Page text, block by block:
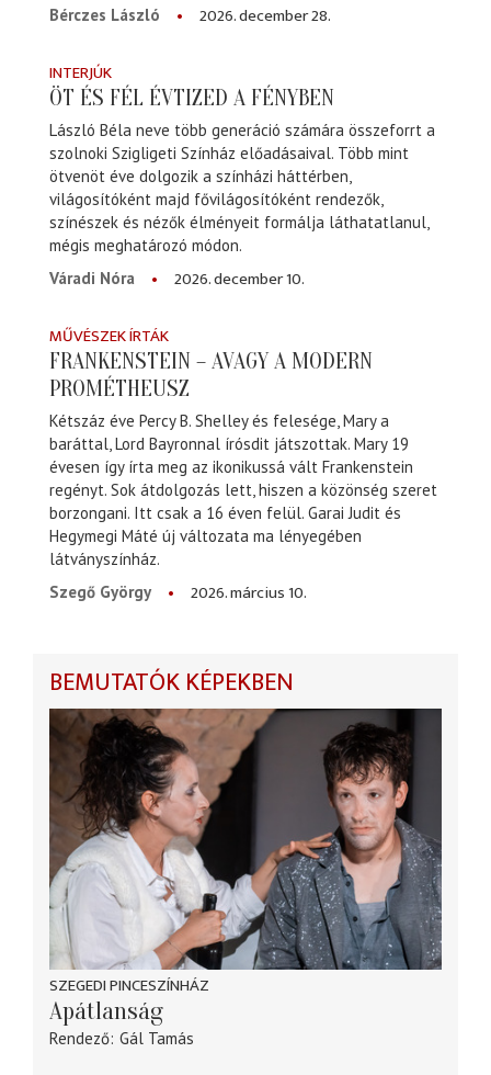
Bérczes László 2026. december 28.
INTERJÚK
ÖT ÉS FÉL ÉVTIZED A FÉNYBEN
László Béla neve több generáció számára összeforrt a
szolnoki Szigligeti Színház előadásaival. Több mint
ötvenöt éve dolgozik a színházi háttérben,
világosítóként majd fővilágosítóként rendezők,
színészek és nézők élményeit formálja láthatatlanul,
mégis meghatározó módon.
Váradi Nóra
2026. december 10.
MŰVÉSZEK ÍRTÁK
FRANKENSTEIN – AVAGY A MODERN
PROMÉTHEUSZ
Kétszáz éve Percy B. Shelley és felesége, Mary a
baráttal, Lord Bayronnal írósdit játszottak. Mary 19
évesen így írta meg az ikonikussá vált Frankenstein
regényt. Sok átdolgozás lett, hiszen a közönség szeret
borzongani. Itt csak a 16 éven felül. Garai Judit és
Hegymegi Máté új változata ma lényegében
látványszínház.
Szegő György
2026. március 10.
BEMUTATÓK KÉPEKBEN
SZEGEDI PINCESZÍNHÁZ
Apátlanság
Rendező Gál Tamás